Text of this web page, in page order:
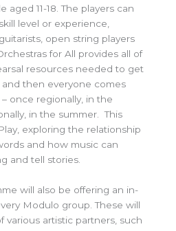
aged 11-18. The players can
level or experience,
open string players
for All provides all of
resources needed to get
then everyone comes
once regionally, in the
in the summer. This
exploring the relationship
and how music can
and tell stories.
will also be offering an in-
Modulo group. These will
various artistic partners, such